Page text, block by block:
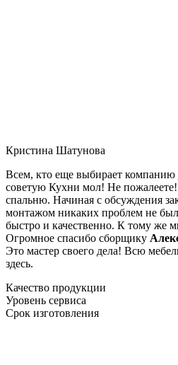
Кристина Шатунова
Всем, кто еще выбирает компанию
советую Кухни мол! Не
спальню. Начиная с обсуждения
монтажом никаких проблем не
быстро и качественно. К тому же
Огромное спасибо сборщику
Это мастер своего дела! Всю
здесь.
Качество продукции
Уровень сервиса
Срок изготовления